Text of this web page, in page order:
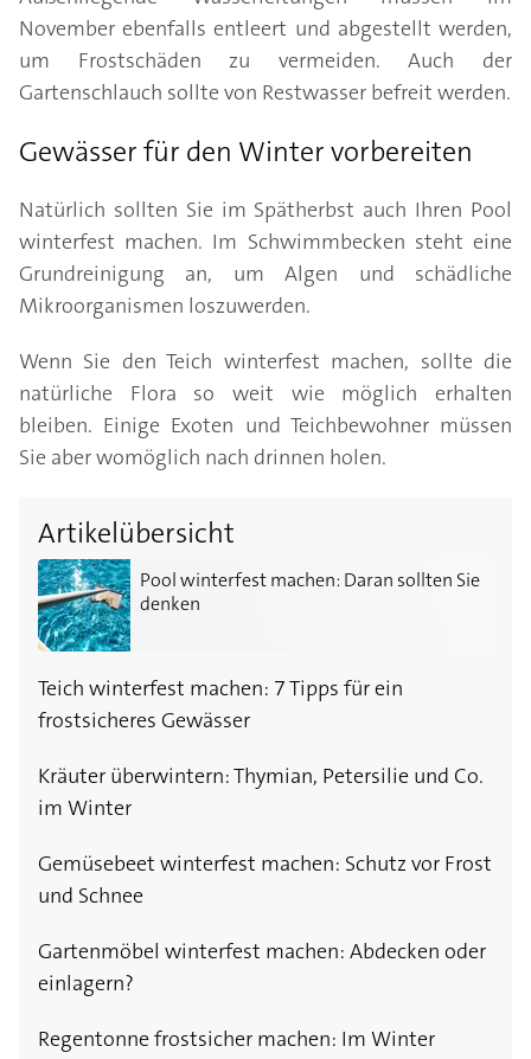
November ebenfalls entleert und abgestellt werden,
um Frostschäden zu vermeiden. Auch der
Gartenschlauch sollte von Restwasser befreit werden.
Gewässer für den Winter vorbereiten
Natürlich sollten Sie im Spätherbst auch Ihren Pool
winterfest machen. Im Schwimmbecken steht eine
Grundreinigung an, um Algen und schädliche
Mikroorganismen loszuwerden.
Wenn Sie den Teich winterfest machen, sollte die
natürliche Flora so weit wie möglich erhalten
bleiben. Einige Exoten und Teichbewohner müssen
Sie aber womöglich nach drinnen holen.
Artikelübersicht
Pool winterfest machen: Daran sollten Sie
denken
Pool winterfest machen: Daran sollten Sie denken
Teich winterfest machen: 7 Tipps für ein
frostsicheres Gewässer
Kräuter überwintern: Thymian, Petersilie und Co.
im Winter
Gemüsebeet winterfest machen: Schutz vor Frost
und Schnee
Gartenmöbel winterfest machen: Abdecken oder
einlagern?
Regentonne frostsicher machen: Im Winter